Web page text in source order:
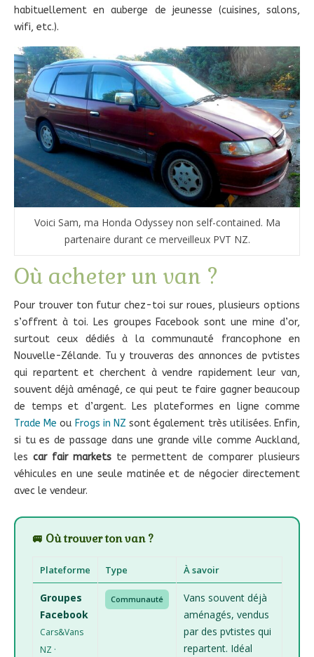
habituellement en auberge de jeunesse (cuisines, salons,
wifi, etc.).
Voici Sam, ma Honda Odyssey non self-contained. Ma
partenaire durant ce merveilleux PVT NZ.
Où acheter un van ?
Pour trouver ton futur chez-toi sur roues, plusieurs options
s’offrent à toi. Les groupes Facebook sont une mine d’or,
surtout ceux dédiés à la communauté francophone en
Nouvelle-Zélande. Tu y trouveras des annonces de pvtistes
qui repartent et cherchent à vendre rapidement leur van,
souvent déjà aménagé, ce qui peut te faire gagner beaucoup
de temps et d’argent. Les plateformes en ligne comme
Trade Me ou Frogs in NZ sont également très utilisées. Enfin,
si tu es de passage dans une grande ville comme Auckland,
les car fair marketste permettent de comparer plusieurs
véhicules en une seule matinée et de négocier directement
avec le vendeur.
🚐 Où trouver ton van ?
Plateforme Type À savoir
Groupes
Facebook
Cars&Vans
NZ ·
Communauté
Vans souvent déjà
aménagés, vendus
par des pvtistes qui
repartent. Idéal